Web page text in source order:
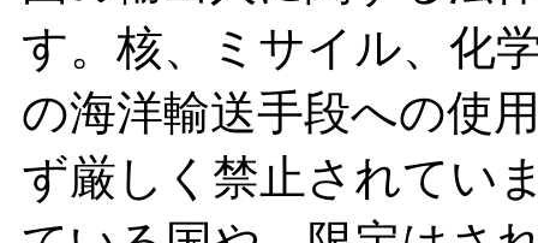
す。核、ミサイル、化
の海洋輸送手段への使
ず厳しく禁止されてい